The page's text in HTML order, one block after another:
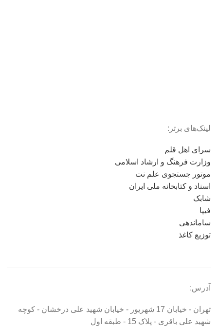
لینک‌های برتر:
سرای اهل قلم
وزارت فرهنگ و ارشاد اسلامی
موتور جستجوی علم نت
اسناد و کتابخانه ملی ایران
شابک
فیپا
ساماندهی
توزیع کاغذ
آدرس:
تهران - خیابان 17 شهریور - خیابان شهید علی درخشان - کوچه
شهید علی باقری - پلاک 15 - طبقه اول